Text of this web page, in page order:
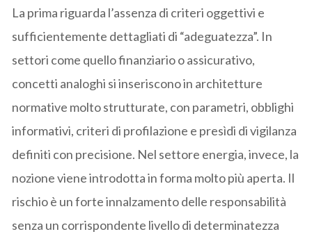
La prima riguarda l’assenza di criteri oggettivi e
sufficientemente dettagliati di “adeguatezza”. In
settori come quello finanziario o assicurativo,
concetti analoghi si inseriscono in architetture
normative molto strutturate, con parametri, obblighi
informativi, criteri di profilazione e presìdi di vigilanza
definiti con precisione. Nel settore energia, invece, la
nozione viene introdotta in forma molto più aperta. Il
rischio è un forte innalzamento delle responsabilità
senza un corrispondente livello di determinatezza